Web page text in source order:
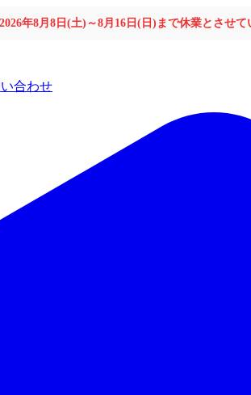
年8月8日(土)～8月16日(日)まで休業とさせ
合わせ